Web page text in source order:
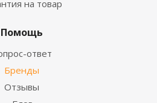
на товар
Помощь
ответ
Бренды
Отзывы